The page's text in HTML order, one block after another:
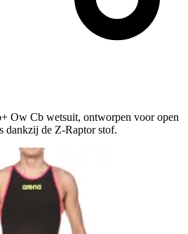
Ow Cb wetsuit, ontworpen voor open
dankzij de Z-Raptor stof.